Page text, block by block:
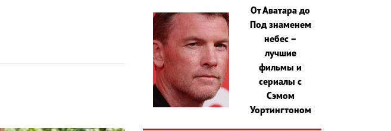
От Аватара до
Под знаменем
небес –
лучшие
фильмы и
сериалы с
Сэмом
Уортингтоном